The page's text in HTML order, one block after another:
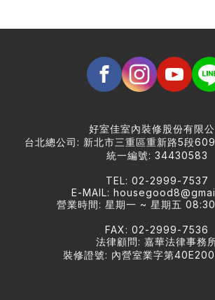
好室佳室內裝修股份有限公
台北總公司: 新北市三重區重新路5段
統一編號: 34430583
TEL: 02-2999-7537
E-MAIL:
營業時間: 星期一 ~ 星期五
FAX: 02-2999-7536
法律顧問: 嘉華法律事務
裝修證號: 內營室業字第